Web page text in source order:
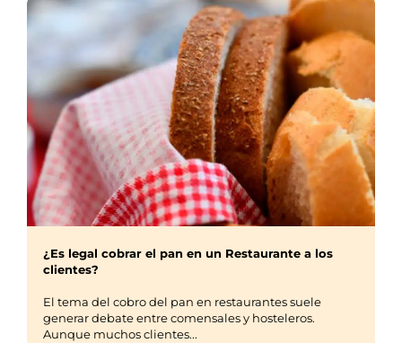
¿Es legal cobrar el pan en un Restaurante a los
clientes?
El tema del cobro del pan en restaurantes suele
generar debate entre comensales y hosteleros.
Aunque muchos clientes...